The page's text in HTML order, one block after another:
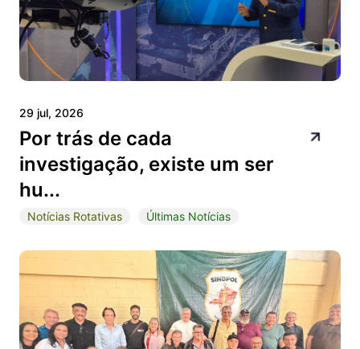
29 jul, 2026
Por trás de cada
investigação, existe um ser
hu...
Notícias Rotativas Últimas Notícias